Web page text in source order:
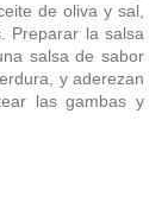
de oliva y sal,
Preparar la salsa
salsa de sabor
y aderezan
las gambas y